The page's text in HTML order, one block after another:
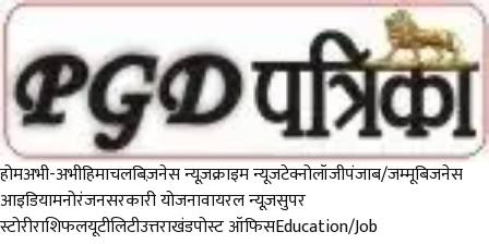
होमअभी-अभीहिमाचलबिज़नेस न्यूज़क्राइम न्यूजटेक्नोलॉजीपंजाब/जम्मूबिजनेस
आइडियामनोरंजनसरकारी योजनावायरल न्यूज़सुपर
स्टोरीराशिफलयूटीलिटीउत्तराखंडपोस्ट ऑफिसEducation/Job